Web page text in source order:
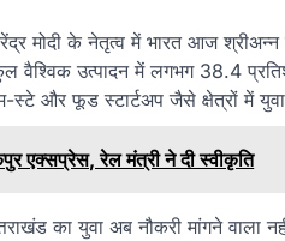
मोदी के नेतृत्व में भारत आज श्रीअन्न
उत्पादन में लगभग 38.4
और फूड स्टार्टअप जैसे क्षेत्रों में
एक्सप्रेस, रेल मंत्री ने दी स्वीकृति
का युवा अब नौकरी मांगने वाला